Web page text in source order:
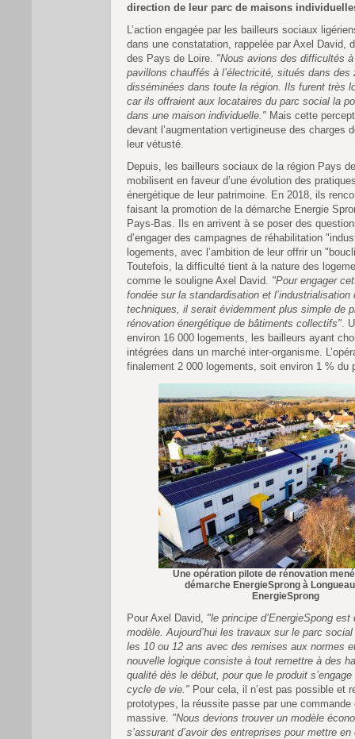
direction de leur parc de maisons
L’action engagée par les bailleurs sociaux
dans une constatation, rappelée par Axel David,
des Pays de Loire. "Nous avions des difficultés
pavillons chauffés à l’électricité, situés dans des
disséminées dans toute la région. Ils furent très
car ils offraient aux locataires du parc social la
dans une maison individuelle." Mais cette
devant l’augmentation vertigineuse des charges
leur vétusté.
Depuis, les bailleurs sociaux de la région Pays
mobilisent en faveur d’une évolution des
énergétique de leur patrimoine. En 2018, ils
faisant la promotion de la démarche Energie
Pays-Bas. Ils en arrivent à se poser des
d’engager des campagnes de réhabilitation
logements, avec l’ambition de leur offrir un
Toutefois, la difficulté tient à la nature des
comme le souligne Axel David. "Pour engager
fondée sur la standardisation et l’industrialisation
techniques, il serait évidemment plus simple de
rénovation énergétique de bâtiments collectifs".
environ 16 000 logements, les bailleurs ayant
intégrées dans un marché inter-organisme.
finalement 2 000 logements, soit environ 1 % du
Une opération pilote de rénovation
démarche EnergieSprong à
EnergieSprong
Pour Axel David, "le principe d’EnergieSpong est
modèle. Aujourd’hui les travaux sur le parc
les 10 ou 12 ans avec des remises aux normes
nouvelle logique consiste à tout remettre à des
qualité dès le début, pour que le produit
cycle de vie." Pour cela, il n’est pas possible et
prototypes, la réussite passe par une
massive. "Nous devions trouver un modèle
s’assurant d’avoir des entreprises pour mettre